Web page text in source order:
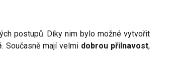
postupů. Díky nim bylo možné vytvořit
. Současně mají velmi dobrou přilnavost,